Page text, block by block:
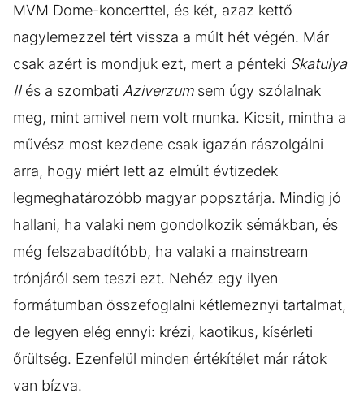
MVM Dome-koncerttel, és két, azaz kettő
nagylemezzel tért vissza a múlt hét végén. Már
csak azért is mondjuk ezt, mert a pénteki Skatulya
IIés a szombati Aziverzum sem úgy szólalnak
meg, mint amivel nem volt munka. Kicsit, mintha a
művész most kezdene csak igazán rászolgálni
arra, hogy miért lett az elmúlt évtizedek
legmeghatározóbb magyar popsztárja. Mindig jó
hallani, ha valaki nem gondolkozik sémákban, és
még felszabadítóbb, ha valaki a mainstream
trónjáról sem teszi ezt. Nehéz egy ilyen
formátumban összefoglalni kétlemeznyi tartalmat,
de legyen elég ennyi: krézi, kaotikus, kísérleti
őrültség. Ezenfelül minden értékítélet már rátok
van bízva.